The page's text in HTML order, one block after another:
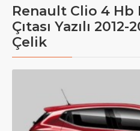
Renault Clio 4 Hb
Çıtası Yazılı
Çelik